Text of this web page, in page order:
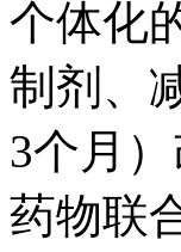
个体化
制剂、
3个月
药物联